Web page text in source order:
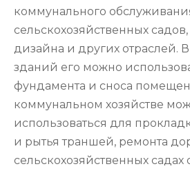
коммунального
сельскохозяйственных
дизайна и других отраслей. В
зданий его можно
фундамента и сноса
коммунальном хозяйстве
использоваться для
и рытья траншей, ремонта
сельскохозяйственных садах